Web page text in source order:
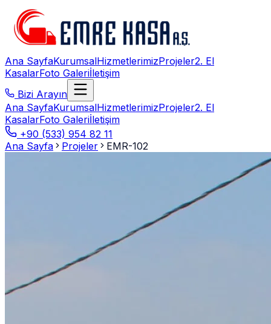
Ana SayfaKurumsalHizmetlerimizProjeler2. El
KasalarFoto Galeriİletişim
Bizi Arayın
Ana SayfaKurumsalHizmetlerimizProjeler2. El
KasalarFoto Galeriİletişim
+90 (533) 954 82 11
Ana Sayfa
Projeler EMR-102